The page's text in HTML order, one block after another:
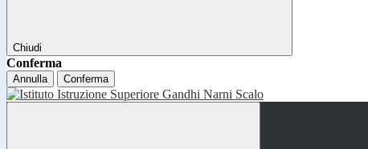
Chiudi
Conferma
Annulla Conferma